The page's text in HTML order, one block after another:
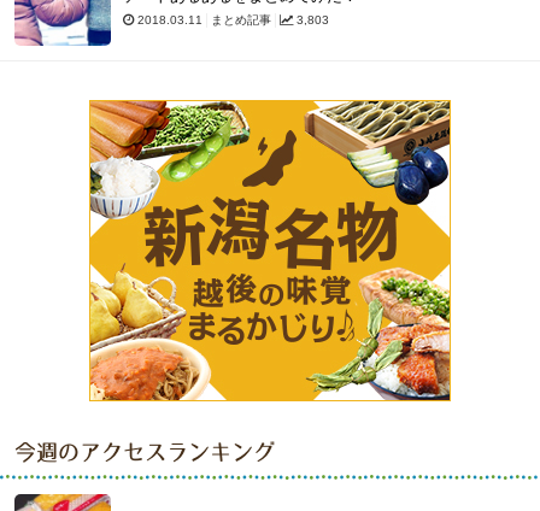
2018.03.11 まとめ記事 3,803
今週のアクセスランキング